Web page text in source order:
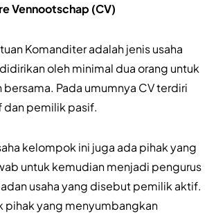
Vennootschap (CV)
Komanditer adalah jenis usaha
oleh minimal dua orang untuk
Pada umumnya CV terdiri
pemilik pasif.
kelompok ini juga ada pihak yang
untuk kemudian menjadi pengurus
usaha yang disebut pemilik aktif.
pihak yang menyumbangkan